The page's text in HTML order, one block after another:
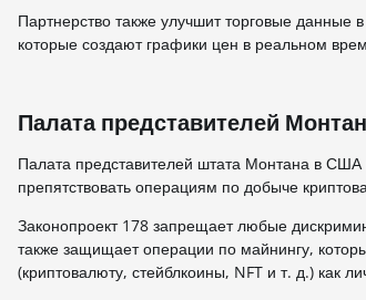
Партнерство также улучшит торговые
которые создают графики цен в реальном
Палата представителей
Палата представителей штата Монтана в
препятствовать операциям по добыче
Законопроект 178 запрещает любые
также защищает операции по майнингу,
(криптовалюту, стейблкоины, NFT и т. д.) как